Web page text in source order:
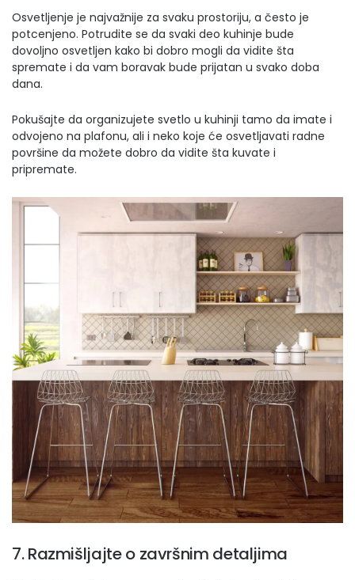
Osvetljenje je najvažnije za svaku prostoriju, a često je
potcenjeno. Potrudite se da svaki deo kuhinje bude
dovoljno osvetljen kako bi dobro mogli da vidite šta
spremate i da vam boravak bude prijatan u svako doba
dana.
Pokušajte da organizujete svetlo u kuhinji tamo da imate i
odvojeno na plafonu, ali i neko koje će osvetljavati radne
površine da možete dobro da vidite šta kuvate i
pripremate.
7. Razmišljajte o završnim detaljima